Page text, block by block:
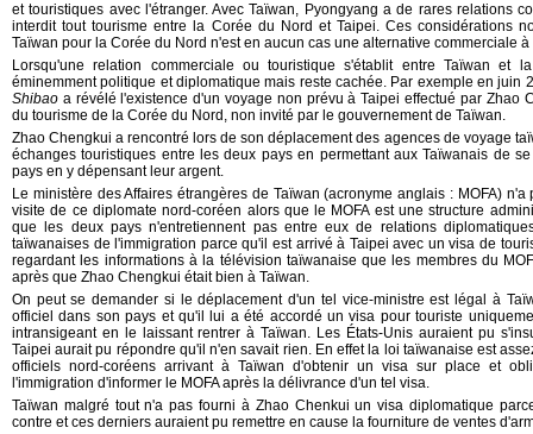
et touristiques avec l'étranger. Avec Taïwan, Pyongyang a de rares relations
interdit tout tourisme entre la Corée du Nord et Taipei. Ces considérations
Taïwan pour la Corée du Nord n'est en aucun cas une alternative commerciale
Lorsqu'une relation commerciale ou touristique s'établit entre Taïwan et
éminemment politique et diplomatique mais reste cachée. Par exemple en juin
Shibao a révélé l'existence d'un voyage non prévu à Taipei effectué par Zhao
du tourisme de la Corée du Nord, non invité par le gouvernement de Taïwan.
Zhao Chengkui a rencontré lors de son déplacement des agences de voyage
échanges touristiques entre les deux pays en permettant aux Taïwanais de
pays en y dépensant leur argent.
Le ministère des Affaires étrangères de Taïwan (acronyme anglais : MOFA)
visite de ce diplomate nord-coréen alors que le MOFA est une structure
que les deux pays n'entretiennent pas entre eux de relations
taïwanaises de l'immigration parce qu'il est arrivé à Taipei avec un visa de
regardant les informations à la télévision taïwanaise que les membres du
après que Zhao Chengkui était bien à Taïwan.
On peut se demander si le déplacement d'un tel vice-ministre est légal à
officiel dans son pays et qu'il lui a été accordé un visa pour touriste
intransigeant en le laissant rentrer à Taïwan. Les États-Unis auraient pu
Taipei aurait pu répondre qu'il n'en savait rien. En effet la loi taïwanaise est
officiels nord-coréens arrivant à Taïwan d'obtenir un visa sur place et
l'immigration d'informer le MOFA après la délivrance d'un tel visa.
Taïwan malgré tout n'a pas fourni à Zhao Chenkui un visa diplomatique
contre et ces derniers auraient pu remettre en cause la fourniture de ventes